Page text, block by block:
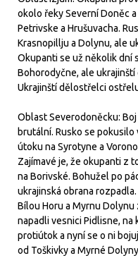
okolo řeky Severní Doněc
Petrivske a Hrušuvacha.
Krasnopillju a Dolynu, ale
Okupanti se už několik dní
Bohorodyčne, ale
Ukrajinští dělostřelci
Oblast Severodoněcku:
brutální. Rusko se
útoku na Syrotyne a
Zajímavé je, že okupanti z
na Borivské. Bohužel po
ukrajinská obrana
Bílou Horu a Myrnu Dolynu
napadli vesnici Pidlisne, na
protiútok a nyní se o ni
od Toškivky a Myrné